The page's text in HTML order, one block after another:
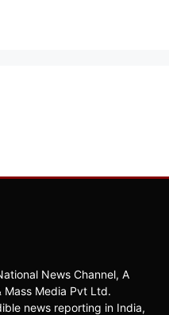
News Channel, A
Mass Media Pvt Ltd.
news reporting in India,